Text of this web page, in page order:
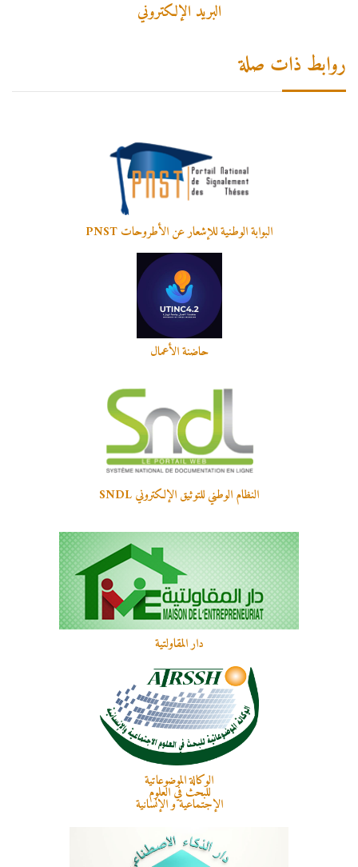
البريد الإلكتروني
روابط ذات صلة
البوابة الوطنية للإشعار عن الأطروحات PNST
حاضنة الأعمال
النظام الوطني للتوثيق الإلكتروني SNDL
دار المقاولتية
الوكالة الموضوعاتية
للبحث في العلوم
الإجتماعية و الإنسانية